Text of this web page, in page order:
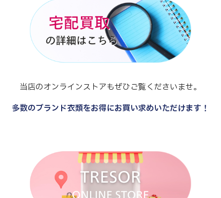
当店のオンラインストアもぜひご覧くださいませ。
多数のブランド衣類をお得にお買い求めいただけます！